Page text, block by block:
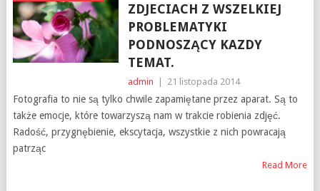
ZDJECIACH Z WSZELKIEJ
PROBLEMATYKI
PODNOSZĄCY KAZDY
TEMAT.
admin 21 listopada 2014
Fotografia to nie są tylko chwile zapamiętane przez aparat. Są to
także emocje, które towarzyszą nam w trakcie robienia zdjęć.
Radość, przygnębienie, ekscytacja, wszystkie z nich powracają
patrząc
Read More